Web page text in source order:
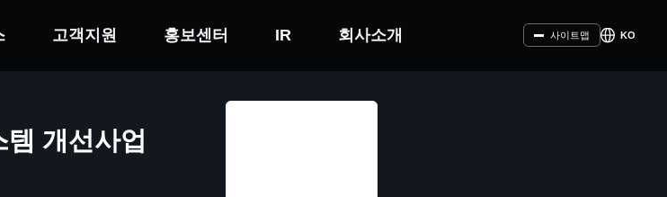
고객지원 홍보센터 IR 회사소개 사이트맵 KO
개선사업